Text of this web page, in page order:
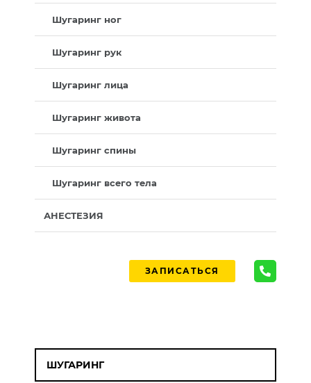
Шугаринг ног
Шугаринг рук
Шугаринг лица
Шугаринг живота
Шугаринг спины
Шугаринг всего тела
АНЕСТЕЗИЯ
ЗАПИСАТЬСЯ
ШУГАРИНГ